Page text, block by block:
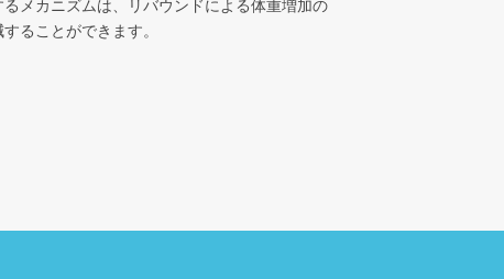
るメカニズムは、リバウンドによる体重増加の
ることができます。